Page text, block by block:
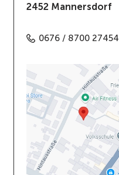
2452 Mannersdorf
0676 / 8700 27454